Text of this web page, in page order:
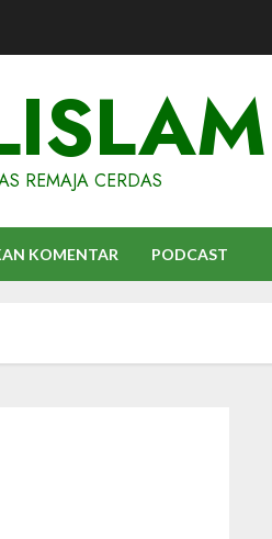
REMAJA CERDAS
KOMENTAR PODCAST